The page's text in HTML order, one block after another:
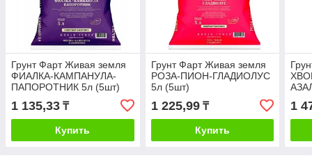
Грунт Фарт Живая земля
ФИАЛКА-КАМПАНУЛА-
ПАПОРОТНИК 5л (5шт)
1 135,33 ₸
Купить
Грунт Фарт Живая земля
РОЗА-ПИОН-ГЛАДИОЛУС
5л (5шт)
1 225,99₸
Купить
1